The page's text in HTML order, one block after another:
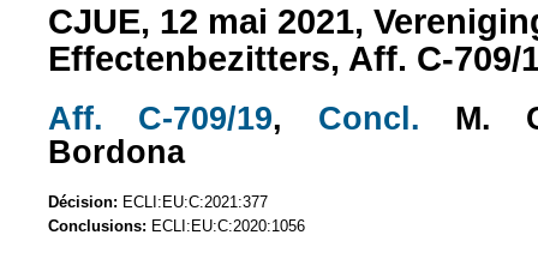
CJUE, 12 mai 2021,
Effectenbezitters, Aff. C-709/
Aff. C-709/19 (le lien est externe)
, Concl. (le lien
M.
Bordona
Décision: ECLI:EU:C:2021:377
Conclusions: ECLI:EU:C:2020:1056